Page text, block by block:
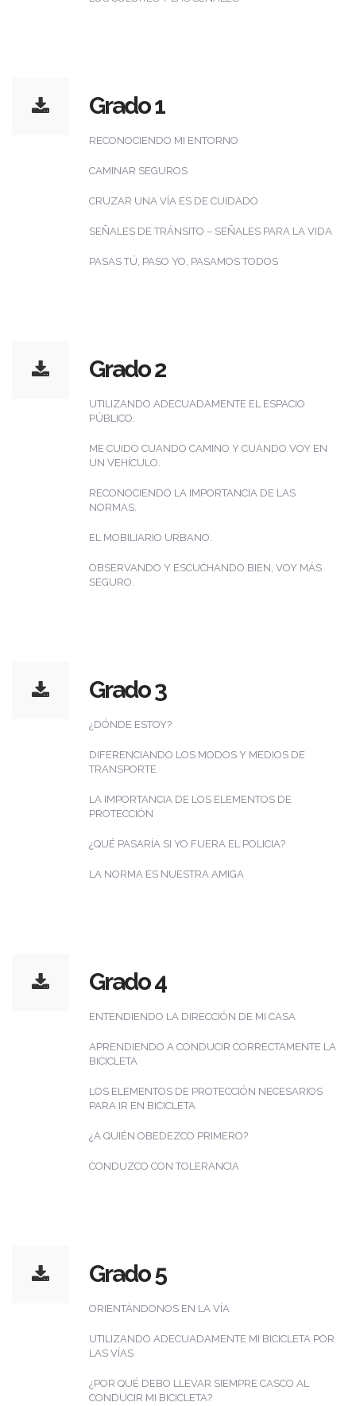
Grado 1
RECONOCIENDO MI ENTORNO
CAMINAR SEGUROS
CRUZAR UNA VÍA ES DE CUIDADO
SEÑALES DE TRÁNSITO – SEÑALES PARA LA VIDA
PASAS TÚ, PASO YO, PASAMOS TODOS
Grado 2
UTILIZANDO ADECUADAMENTE EL ESPACIO
PÚBLICO.
ME CUIDO CUANDO CAMINO Y CUANDO VOY EN
UN VEHÍCULO.
RECONOCIENDO LA IMPORTANCIA DE LAS
NORMAS.
EL MOBILIARIO URBANO.
OBSERVANDO Y ESCUCHANDO BIEN, VOY MÁS
SEGURO.
Grado 3
¿DÓNDE ESTOY?
DIFERENCIANDO LOS MODOS Y MEDIOS DE
TRANSPORTE
LA IMPORTANCIA DE LOS ELEMENTOS DE
PROTECCIÓN
¿QUÉ PASARÍA SI YO FUERA EL POLICIA?
LA NORMA ES NUESTRA AMIGA
Grado 4
ENTENDIENDO LA DIRECCIÓN DE MI CASA
APRENDIENDO A CONDUCIR CORRECTAMENTE LA
BICICLETA
LOS ELEMENTOS DE PROTECCIÓN NECESARIOS
PARA IR EN BICICLETA
¿A QUIÉN OBEDEZCO PRIMERO?
CONDUZCO CON TOLERANCIA
Grado 5
ORIENTÁNDONOS EN LA VÍA
UTILIZANDO ADECUADAMENTE MI BICICLETA POR
LAS VÍAS
¿POR QUÉ DEBO LLEVAR SIEMPRE CASCO AL
CONDUCIR MI BICICLETA?